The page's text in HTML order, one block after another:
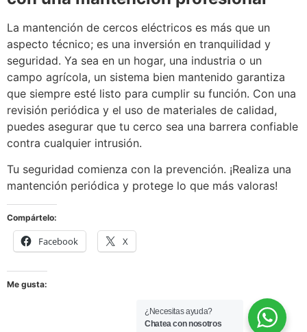
La mantención de cercos eléctricos es más que un
aspecto técnico; es una inversión en tranquilidad y
seguridad. Ya sea en un hogar, una industria o un
campo agrícola, un sistema bien mantenido garantiza
que siempre esté listo para cumplir su función. Con una
revisión periódica y el uso de materiales de calidad,
puedes asegurar que tu cerco sea una barrera confiable
contra cualquier intrusión.
Tu seguridad comienza con la prevención. ¡Realiza una
mantención periódica y protege lo que más valoras!
Compártelo:
Facebook X
Me gusta:
¿Necesitas ayuda?
Chatea con nosotros